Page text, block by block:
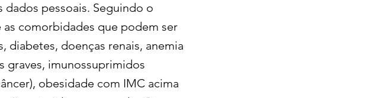
pessoais. Seguindo o
comorbidades que podem ser
diabetes, doenças renais, anemia
graves, imunossuprimidos
obesidade com IMC acima